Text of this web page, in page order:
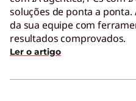
soluções de ponta a
da sua equipe com
resultados comprovados.
Ler o artigo